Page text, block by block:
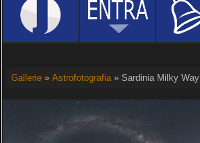
Gallerie» Astrofotografia» Sardinia Milky Way